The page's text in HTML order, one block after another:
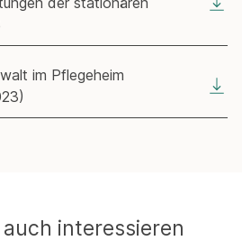
im Pflegeheim
interessieren